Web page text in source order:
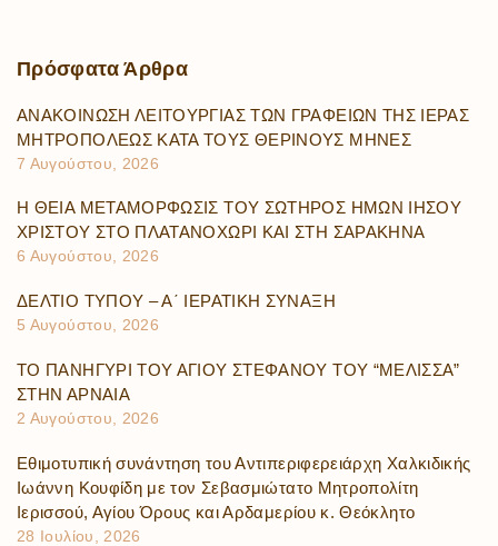
Πρόσφατα Άρθρα
ΑΝΑΚΟΙΝΩΣΗ ΛΕΙΤΟΥΡΓΙΑΣ ΤΩΝ ΓΡΑΦΕΙΩΝ ΤΗΣ ΙΕΡΑΣ
ΜΗΤΡΟΠΟΛΕΩΣ ΚΑΤΑ ΤΟΥΣ ΘΕΡΙΝΟΥΣ ΜΗΝΕΣ
7 Αυγούστου, 2026
Η ΘΕΙΑ ΜΕΤΑΜΟΡΦΩΣΙΣ ΤΟΥ ΣΩΤΗΡΟΣ ΗΜΩΝ ΙΗΣΟΥ
ΧΡΙΣΤΟΥ ΣΤΟ ΠΛΑΤΑΝΟΧΩΡΙ ΚΑΙ ΣΤΗ ΣΑΡΑΚΗΝΑ
6 Αυγούστου, 2026
ΔΕΛΤΙΟ ΤΥΠΟΥ – Α΄ ΙΕΡΑΤΙΚΗ ΣΥΝΑΞΗ
5 Αυγούστου, 2026
ΤΟ ΠΑΝΗΓΥΡΙ ΤΟΥ ΑΓΙΟΥ ΣΤΕΦΑΝΟΥ ΤΟΥ “ΜΕΛΙΣΣΑ”
ΣΤΗΝ ΑΡΝΑΙΑ
2 Αυγούστου, 2026
Εθιμοτυπική συνάντηση του Αντιπεριφερειάρχη Χαλκιδικής
Ιωάννη Κουφίδη με τον Σεβασμιώτατο Μητροπολίτη
Ιερισσού, Αγίου Όρους και Αρδαμερίου κ. Θεόκλητο
28 Ιουλίου, 2026